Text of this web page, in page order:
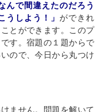
んで間違えたのだろう
うしよう！」ができれ
とができます。このプ
です。宿題の１題からで
ので、今日から丸つけ
ません。問題を解いて